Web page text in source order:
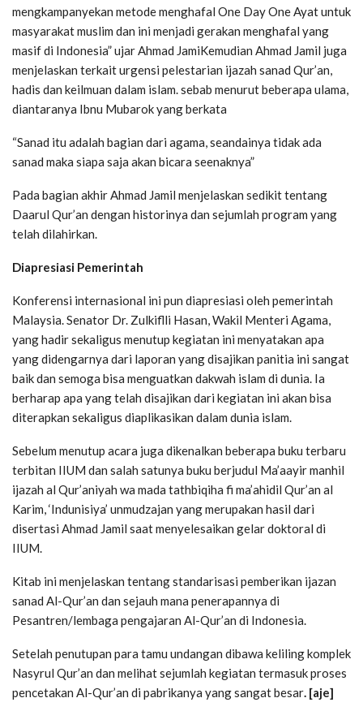
mengkampanyekan metode menghafal One Day One Ayat untuk
masyarakat muslim dan ini menjadi gerakan menghafal yang
masif di Indonesia” ujar Ahmad JamiKemudian Ahmad Jamil juga
menjelaskan terkait urgensi pelestarian ijazah sanad Qur’an,
hadis dan keilmuan dalam islam. sebab menurut beberapa ulama,
diantaranya Ibnu Mubarok yang berkata
“Sanad itu adalah bagian dari agama, seandainya tidak ada
sanad maka siapa saja akan bicara seenaknya”
Pada bagian akhir Ahmad Jamil menjelaskan sedikit tentang
Daarul Qur’an dengan historinya dan sejumlah program yang
telah dilahirkan.
Diapresiasi Pemerintah
Konferensi internasional ini pun diapresiasi oleh pemerintah
Malaysia. Senator Dr. Zulkiflli Hasan, Wakil Menteri Agama,
yang hadir sekaligus menutup kegiatan ini menyatakan apa
yang didengarnya dari laporan yang disajikan panitia ini sangat
baik dan semoga bisa menguatkan dakwah islam di dunia. Ia
berharap apa yang telah disajikan dari kegiatan ini akan bisa
diterapkan sekaligus diaplikasikan dalam dunia islam.
Sebelum menutup acara juga dikenalkan beberapa buku terbaru
terbitan IIUM dan salah satunya buku berjudul Ma’aayir manhil
ijazah al Qur’aniyah wa mada tathbiqiha fi ma’ahidil Qur’an al
Karim, ‘Indunisiya’ unmudzajan yang merupakan hasil dari
disertasi Ahmad Jamil saat menyelesaikan gelar doktoral di
IIUM.
Kitab ini menjelaskan tentang standarisasi pemberikan ijazan
sanad Al-Qur’an dan sejauh mana penerapannya di
Pesantren/lembaga pengajaran Al-Qur’an di Indonesia.
Setelah penutupan para tamu undangan dibawa keliling komplek
Nasyrul Qur’an dan melihat sejumlah kegiatan termasuk proses
pencetakan Al-Qur’an di pabrikanya yang sangat besar. [aje]